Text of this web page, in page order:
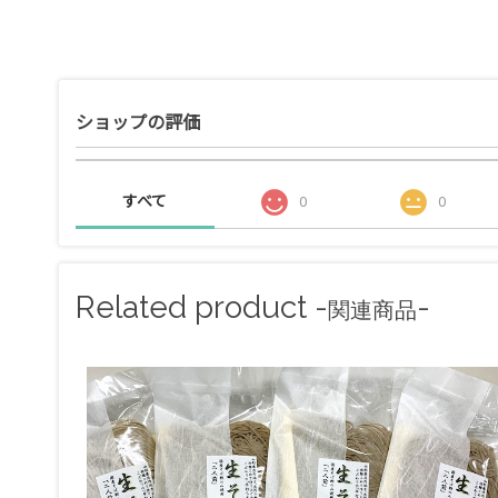
ショップの評価
すべて 0 0
Related product -関連商品-